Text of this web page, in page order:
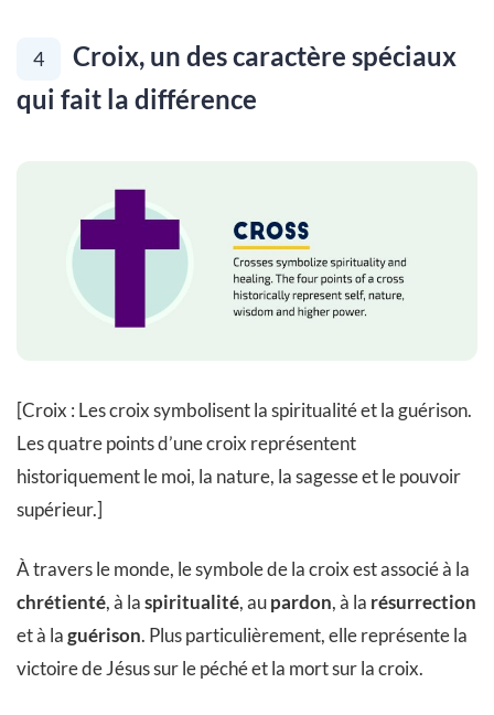
4
Croix, un des caractère spéciaux
qui fait la différence
[Croix : Les croix symbolisent la spiritualité et la guérison.
Les quatre points d’une croix représentent
historiquement le moi, la nature, la sagesse et le pouvoir
supérieur.]
À travers le monde, le symbole de la croix est associé à la
chrétienté, à laspiritualité, aupardon, à la résurrection
et à laguérison. Plus particulièrement, elle représente la
victoire de Jésus sur le péché et la mort sur la croix.